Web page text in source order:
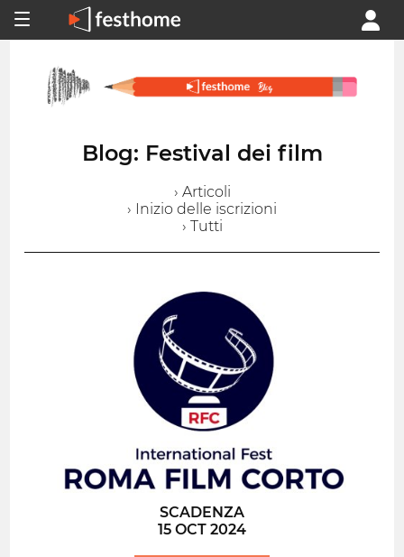
Blog: Festival dei film
› Articoli
› Inizio delle iscrizioni
› Tutti
SCADENZA
15 OCT 2024